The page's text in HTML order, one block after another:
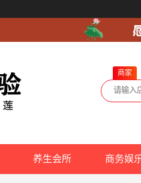
商家
养生会所 商务娱